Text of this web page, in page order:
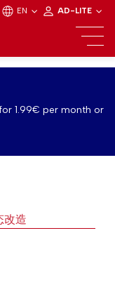
EN AD-LITE
1.99€ per month or
改造